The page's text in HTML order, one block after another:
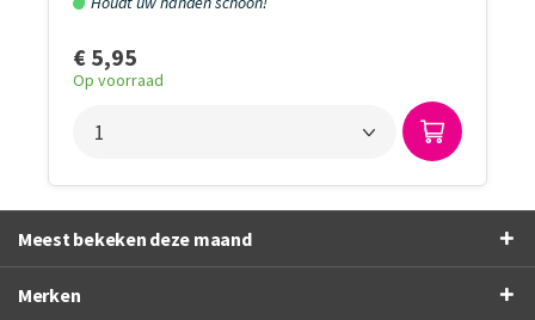
€ 5,95
Op voorraad
Meest bekeken deze maand
Merken